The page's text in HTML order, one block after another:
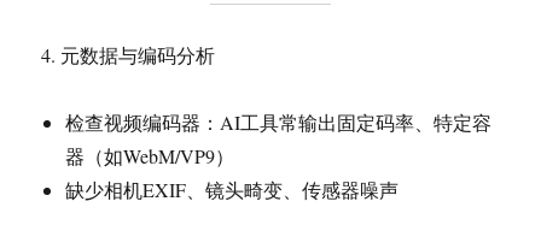
4. 元数据与编码分析
检查视频编码器：AI工具常输出固定码率、特定容
器（如WebM/VP9）
缺少相机EXIF、镜头畸变、传感器噪声